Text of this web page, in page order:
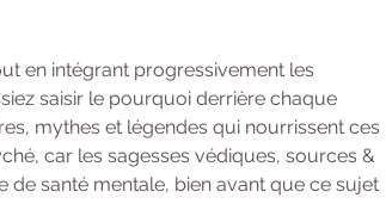
en intégrant progressivement les
saisir le pourquoi derrière chaque
mythes et légendes qui nourrissent ces
car les sagesses védiques, sources &
de santé mentale, bien avant que ce sujet